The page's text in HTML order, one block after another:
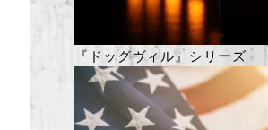
『ドッグヴィル』シリーズ